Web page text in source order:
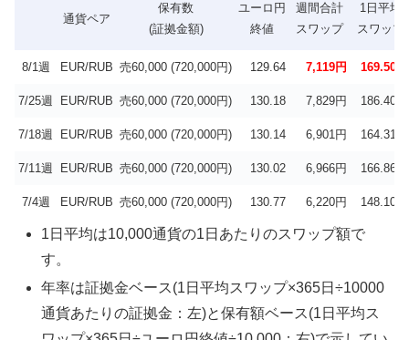
通貨ペア
保有数
(証拠金額)
ユーロ円
終値
週間合計
スワップ
1日平均
スワップ
8/1週 EUR/RUB 売60,000 (720,000円) 129.64 7,119円 169.50円
7/25週 EUR/RUB 売60,000 (720,000円) 130.18 7,829円 186.40円
7/18週 EUR/RUB 売60,000 (720,000円) 130.14 6,901円 164.31円
7/11週 EUR/RUB 売60,000 (720,000円) 130.02 6,966円 166.86円
7/4週 EUR/RUB 売60,000 (720,000円) 130.77 6,220円 148.10円
1日平均は10,000通貨の1日あたりのスワップ額で
す。
年率は証拠金ベース(1日平均スワップ×365日÷10000
通貨あたりの証拠金：左)と保有額ベース(1日平均ス